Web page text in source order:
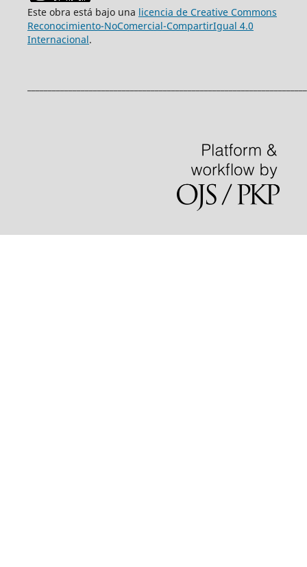
Este obra está bajo una licencia de Creative Commons
Reconocimiento-NoComercial-CompartirIgual 4.0
Internacional.